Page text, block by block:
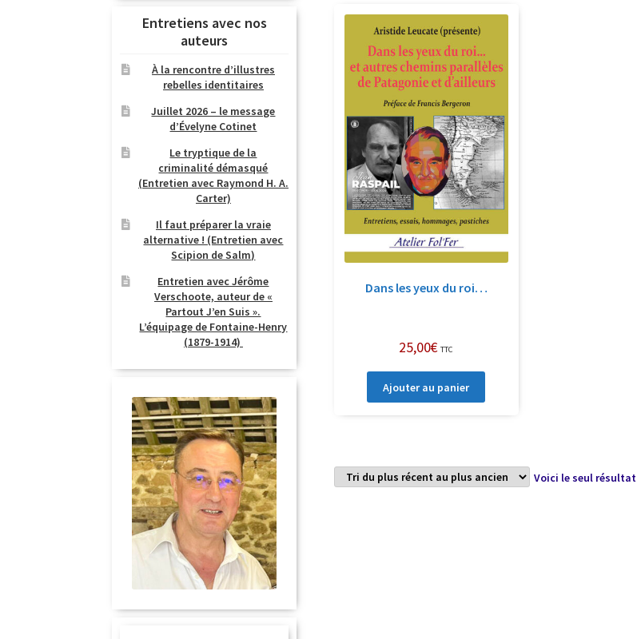
Dans les yeux du roi…
25,00€ TTC
Ajouter au panier
Voici le seul résultat
Entretiens avec nos
auteurs
À la rencontre d’illustres
rebelles identitaires
Juillet 2026 – le message
d’Évelyne Cotinet
Le tryptique de la
criminalité démasqué
(Entretien avec Raymond H. A.
Carter)
Il faut préparer la vraie
alternative ! (Entretien avec
Scipion de Salm)
Entretien avec Jérôme
Verschoote, auteur de «
Partout J’en Suis ».
L’équipage de Fontaine-Henry
(1879-1914)